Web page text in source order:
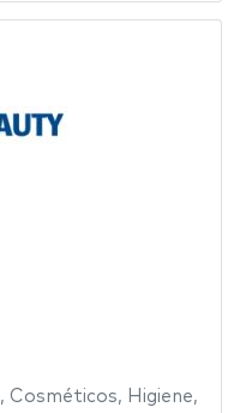
, Cosméticos, Higiene,